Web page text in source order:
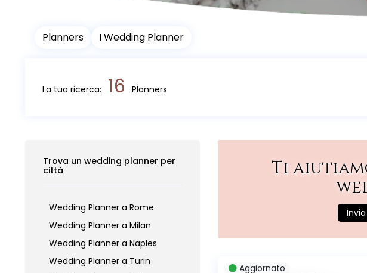
Planners I Wedding Planner
La tua ricerca: 16 Planners
Ti
Aggiornato
Trova un wedding planner per
città
Wedding Planner a Rome
Wedding Planner a Milan
Wedding Planner a Naples
Wedding Planner a Turin